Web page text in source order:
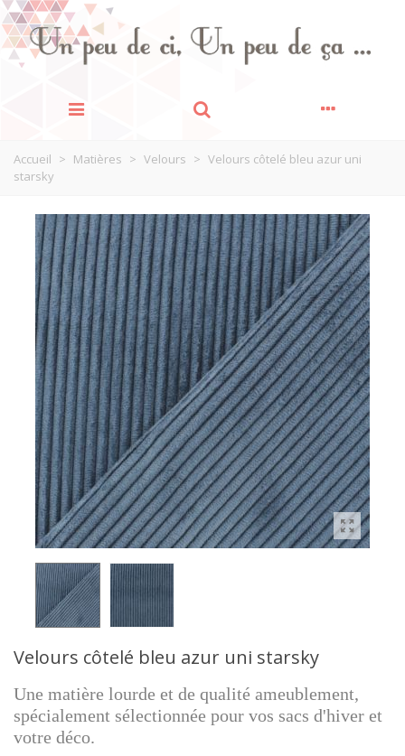
Accueil > Matières > Velours > Velours côtelé bleu azur uni
starsky
Velours côtelé bleu azur uni starsky
Une matière lourde et de qualité ameublement,
spécialement sélectionnée pour vos sacs d'hiver et
votre déco.